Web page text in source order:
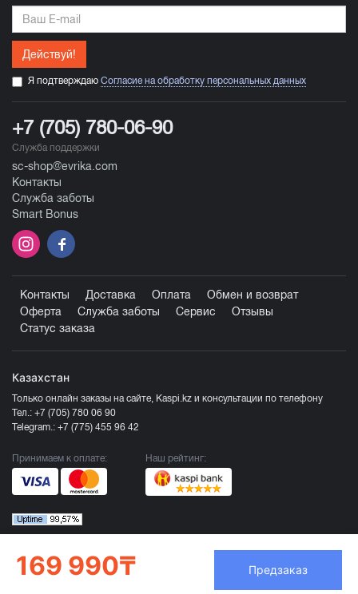
169 990₸ Предзаказ
Действуй!
Я подтверждаю Согласие на обработку персональных данных
+7 (705) 780-06-90
Служба поддержки
sc-shop@evrika.com
Контакты
Служба заботы
Smart Bonus
Контакты Доставка Оплата
Обмен и возврат
Оферта
Служба заботы Сервис
Отзывы
Статус заказа
Казахстан
Только онлайн заказы на сайте, Kaspi.kz и консультации по телефону
Тел.: +7 (705) 780 06 90
Telegram.: +7 (775) 455 96 42
Принимаем к оплате: Наш рейтинг:
Продавец ТОО «Компания Эврика», БИН 120140015907